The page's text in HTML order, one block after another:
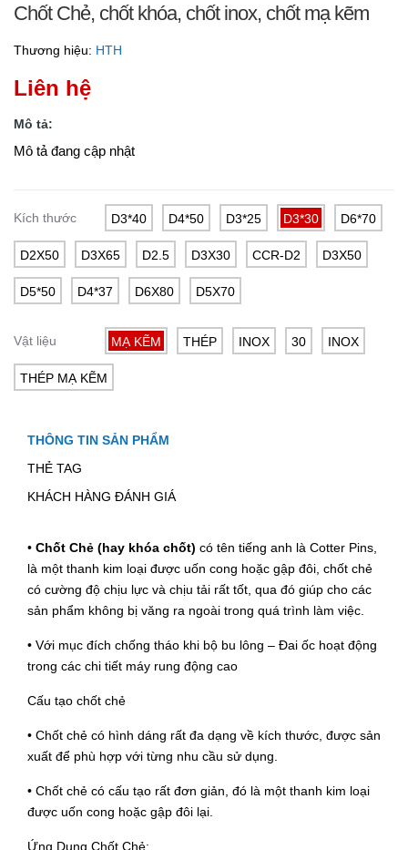
Chốt Chẻ, chốt khóa, chốt inox, chốt mạ kẽm
Thương hiệu: HTH
Liên hệ
Mô tả:
Mô tả đang cập nhật
Kích thước D3*40 D4*50 D3*25 D3*30 D6*70
D2X50 D3X65 D2.5 D3X30 CCR-D2 D3X50
D5*50 D4*37 D6X80 D5X70
Vật liệu MẠ KẼM THÉP INOX 30 INOX
THÉP MẠ KẼM
THÔNG TIN SẢN PHẨM
THẺ TAG
KHÁCH HÀNG ĐÁNH GIÁ
• Chốt Chẻ (hay khóa chốt) có tên tiếng anh là Cotter Pins,
là một thanh kim loại được uốn cong hoặc gập đôi, chốt chẻ
có cường độ chịu lực và chịu tải rất tốt, qua đó giúp cho các
sản phẩm không bị văng ra ngoài trong quá trình làm việc.
• Với mục đích chống tháo khi bộ bu lông – Đai ốc hoạt động
trong các chi tiết máy rung động cao
Cấu tạo chốt chẻ
• Chốt chẻ có hình dáng rất đa dạng về kích thước, được sản
xuất để phù hợp với từng nhu cầu sử dụng.
• Chốt chẻ có cấu tạo rất đơn giản, đó là một thanh kim loại
được uốn cong hoặc gập đôi lại.
Ứng Dụng Chốt Chẻ: